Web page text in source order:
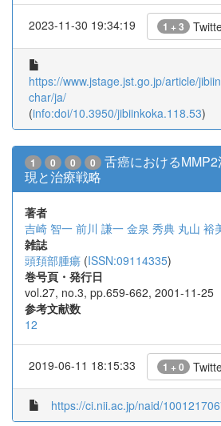
2023-11-30 19:34:19 1 + 3
https://www.jstage.jst.go.jp/article/
char/ja/
(info:doi/10.3950/jibiinkoka.118.53)
1 0 0 0
舌癌における
現と治療戦略
著者
吉崎 智一 前川 謙一 金泉 秀典 丸山 裕
雑誌
頭頚部腫瘍 (ISSN:09114335)
巻号頁・発行日
vol.27, no.3, pp.659-662, 2001-11-25
参考文献数
12
2019-06-11 18:15:33 1 + 0
https://ci.nii.ac.jp/naid/